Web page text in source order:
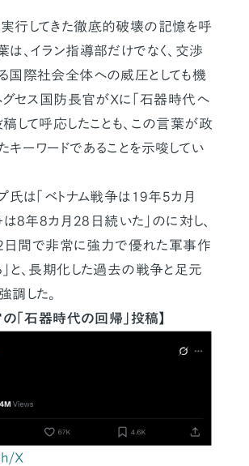
行してきた徹底的破壊の記憶を呼
、イラン指導部だけでなく、交渉
国際社会全体への威圧としても機
グセス国防長官がXに「石器時代へ
して呼応したことも、この言葉が政
ーワードであることを示唆してい
氏は「ベトナム戦争は19年5カ月
8年8カ月28日続いた」のに対し、
32日間で非常に強力で優れた軍事作
と、長期化した過去の戦争と足元
した。
「石器時代の回帰」投稿】
X